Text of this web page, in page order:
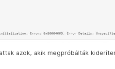
azok, akik megpróbálták